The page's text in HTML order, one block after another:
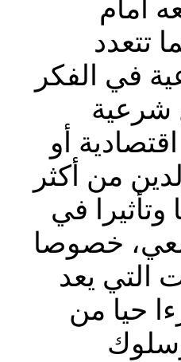
أمام
تتعدد
في الفكر
شرعية
أو
من أكثر
في
خصوصا
التي يعد
حيا من